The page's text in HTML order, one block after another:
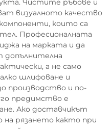
Чистите ръбове и
визуалното качество
които са
Професионалната
на марката и да
допълнителна
а не само
шлифоване и
производство и по-
предимство е
Ако доставчикът
на рязането както при